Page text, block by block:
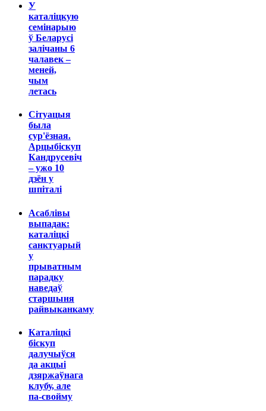
У
каталіцкую
семінарыю
ў Беларусі
залічаны 6
чалавек –
меней,
чым
летась
Сітуацыя
была
сур'ёзная.
Арцыбіскуп
Кандрусевіч
– ужо 10
дзён у
шпіталі
Асаблівы
выпадак:
каталіцкі
санктуарый
у
прыватным
парадку
наведаў
старшыня
райвыканкаму
Каталіцкі
біскуп
далучыўся
да акцыі
дзяржаўнага
клубу, але
па-свойму